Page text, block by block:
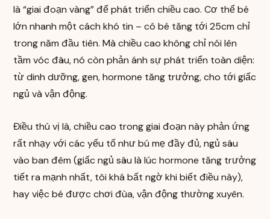
là “giai đoạn vàng” để phát triển chiều cao. Cơ thể bé
lớn nhanh một cách khó tin – có bé tăng tới 25cm chỉ
trong năm đầu tiên. Mà chiều cao không chỉ nói lên
tầm vóc đâu, nó còn phản ánh sự phát triển toàn diện:
từ dinh dưỡng, gen, hormone tăng trưởng, cho tới giấc
ngủ và vận động.
Điều thú vị là, chiều cao trong giai đoạn này phản ứng
rất nhạy với các yếu tố như bú mẹ đầy đủ, ngủ sâu
vào ban đêm (giấc ngủ sâu là lúc hormone tăng trưởng
tiết ra mạnh nhất, tôi khá bất ngờ khi biết điều này),
hay việc bé được chơi đùa, vận động thường xuyên.